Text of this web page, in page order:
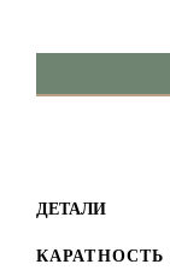
ДЕТАЛИ
КАРАТНОСТЬ